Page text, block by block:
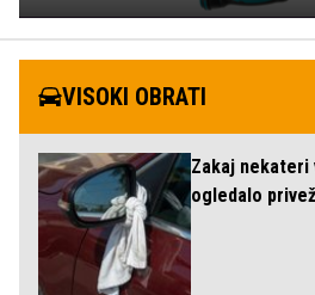
VISOKI OBRATI
Zakaj nekateri
ogledalo